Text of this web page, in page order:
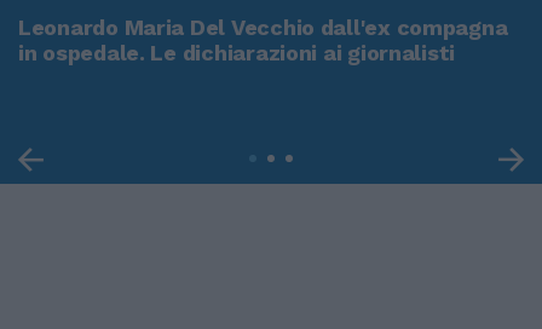
Leonardo Maria Del Vecchio dall'ex compagna
in ospedale. Le dichiarazioni ai giornalisti